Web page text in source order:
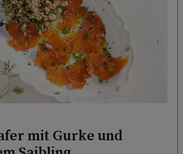
mit Gurke und